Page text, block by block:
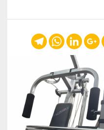
Google+
LinkedIn
WhatsApp
Telegram